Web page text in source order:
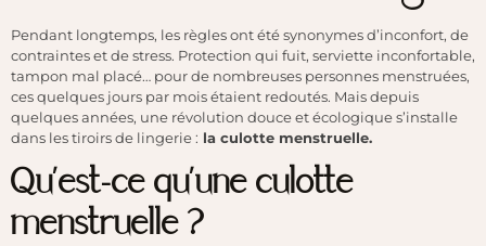
Pendant longtemps, les règles ont été synonymes d’inconfort, de
contraintes et de stress. Protection qui fuit, serviette inconfortable,
tampon mal placé… pour de nombreuses personnes menstruées,
ces quelques jours par mois étaient redoutés. Mais depuis
quelques années, une révolution douce et écologique s’installe
dans les tiroirs de lingerie : la culotte menstruelle.
Qu’est-ce qu’une culotte
menstruelle ?